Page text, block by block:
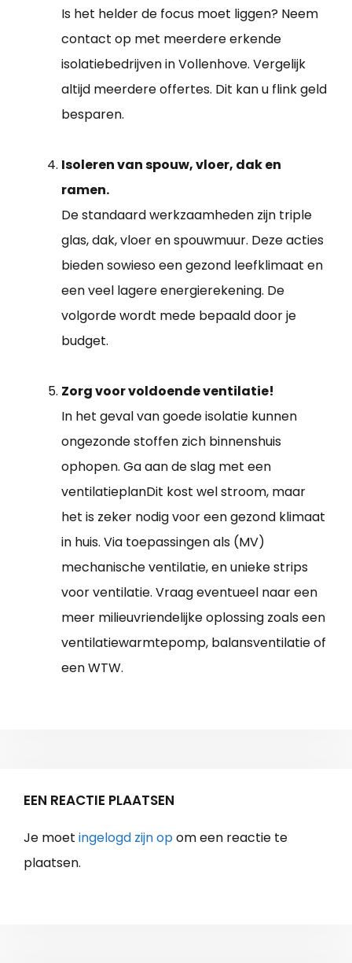
Is het helder de focus moet liggen? Neem
contact op met meerdere erkende
isolatiebedrijven in Vollenhove. Vergelijk
altijd meerdere offertes. Dit kan u flink geld
besparen.
Isoleren van spouw, vloer, dak en
ramen.
De standaard werkzaamheden zijn triple
glas, dak, vloer en spouwmuur. Deze acties
bieden sowieso een gezond leefklimaat en
een veel lagere energierekening. De
volgorde wordt mede bepaald door je
budget.
Zorg voor voldoende ventilatie!
In het geval van goede isolatie kunnen
ongezonde stoffen zich binnenshuis
ophopen. Ga aan de slag met een
ventilatieplanDit kost wel stroom, maar
het is zeker nodig voor een gezond klimaat
in huis. Via toepassingen als (MV)
mechanische ventilatie, en unieke strips
voor ventilatie. Vraag eventueel naar een
meer milieuvriendelijke oplossing zoals een
ventilatiewarmtepomp, balansventilatie of
een WTW.
EEN REACTIE PLAATSEN
Je moet ingelogd zijn opom een reactie te
plaatsen.